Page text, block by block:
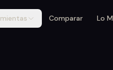
Comparar Lo